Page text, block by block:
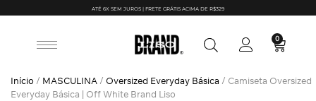
ATÉ 6X SEM JUROS | FRETE GRÁTIS ACIMA DE R$329
0
Início / MASCULINA / Oversized Everyday Básica / Camiseta Oversized
Everyday Básica | Off White Brand Liso